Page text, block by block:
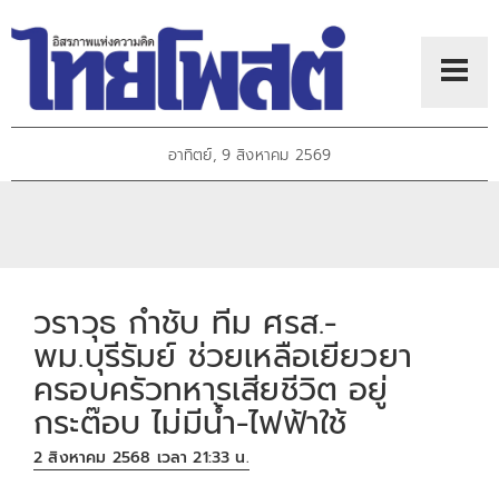
อาทิตย์, 9 สิงหาคม 2569
วราวุธ กำชับ ทีม ศรส.-
พม.บุรีรัมย์ ช่วยเหลือเยียวยา
ครอบครัวทหารเสียชีวิต อยู่
กระต๊อบ ไม่มีน้ำ-ไฟฟ้าใช้
2 สิงหาคม 2568 เวลา 21:33 น.